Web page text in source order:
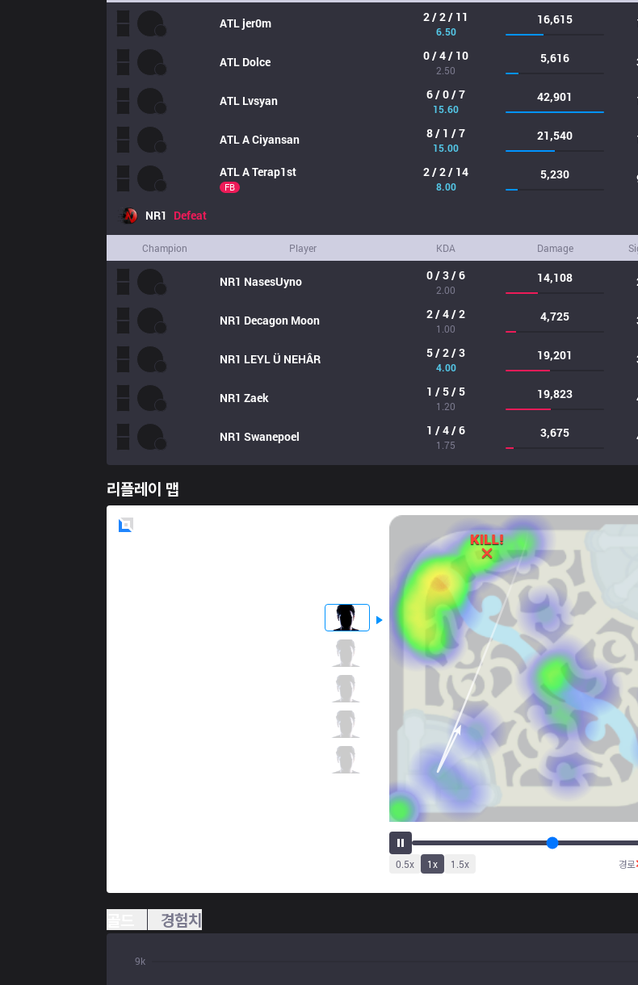
ATLjer0m 2 / 2 / 11
6.50
16,615
ATL Dolce 0 / 4 / 10
2.50
5,616
ATL Lvsyan 6 / 0 / 7
15.60
42,901
ATLA Ciyansan 8 / 1 / 7
15.00
21,540
ATLA Terap1st
FB
2 / 2 / 14
8.00
5,230
NR1 Defeat
Champion Player KDA Damage
NR1 NasesUyno 0 / 3 / 6
2.00
14,108
NR1 Decagon Moon 2 / 4 / 2
1.00
4,725
NR1 LEYL Ü NEHÂR 5 / 2 / 3
4.00
19,201
NR1 Zaek 1 / 5 / 5
1.20
19,823
NR1 Swanepoel 1 / 4 / 6
1.75
3,675
리플레이 맵
0.5x 1x 1.5x 경로
경험치
9k